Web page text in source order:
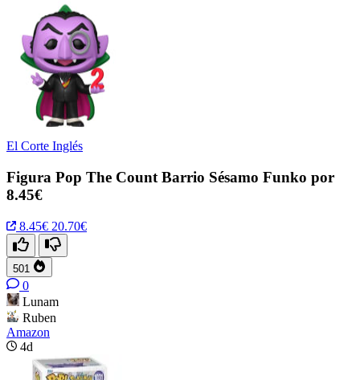
El Corte Inglés
Figura Pop The Count Barrio Sésamo Funko por
8.45€
8.45€ 20.70€
501
0
Lunam
Ruben
Amazon
4d